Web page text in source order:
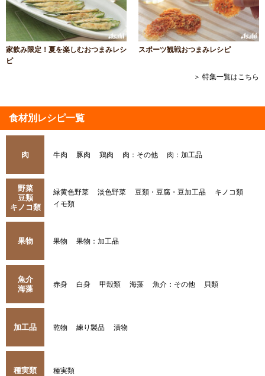
家飲み限定！夏を楽しむおつまみレシ
ピ
スポーツ観戦おつまみレシピ
＞ 特集一覧はこちら
食材別レシピ一覧
肉 牛肉 豚肉 鶏肉 肉：その他 肉：加工品
野菜
豆類
キノコ類
緑黄色野菜 淡色野菜 豆類・豆腐・豆加工品
キノコ類
イモ類
果物 果物 果物：加工品
魚介
海藻
赤身 白身 甲殻類 海藻 魚介：その他 貝類
加工品 乾物 練り製品 漬物
種実類 種実類